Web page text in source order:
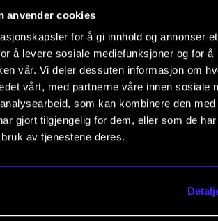
anvender cookies
for å gi innhold og annonser et
å levere sosiale mediefunksjoner og for å
vår. Vi deler dessuten informasjon om
vårt, med partnerne våre innen sosiale
som kan kombinere den med
gjort tilgjengelig for dem, eller som de
av tjenestene deres.
Iversen kvartett
2024 12:00